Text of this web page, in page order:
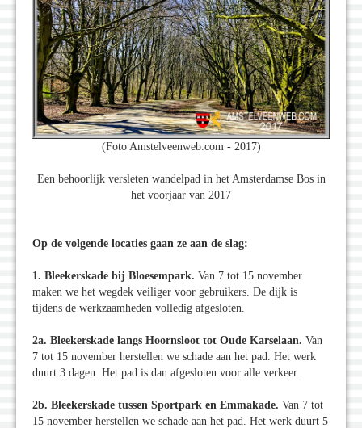
(Foto Amstelveenweb.com - 2017)
Een behoorlijk versleten wandelpad in het Amsterdamse Bos in
het voorjaar van 2017
Op de volgende locaties gaan ze aan de slag:
1. Bleekerskade bij Bloesempark. Van 7 tot 15 november
maken we het wegdek veiliger voor gebruikers. De dijk is
tijdens de werkzaamheden volledig afgesloten.
2a. Bleekerskade langs Hoornsloot tot Oude Karselaan. Van
7 tot 15 november herstellen we schade aan het pad. Het werk
duurt 3 dagen. Het pad is dan afgesloten voor alle verkeer.
2b. Bleekerskade tussen Sportpark en Emmakade. Van 7 tot
15 november herstellen we schade aan het pad. Het werk duurt 5